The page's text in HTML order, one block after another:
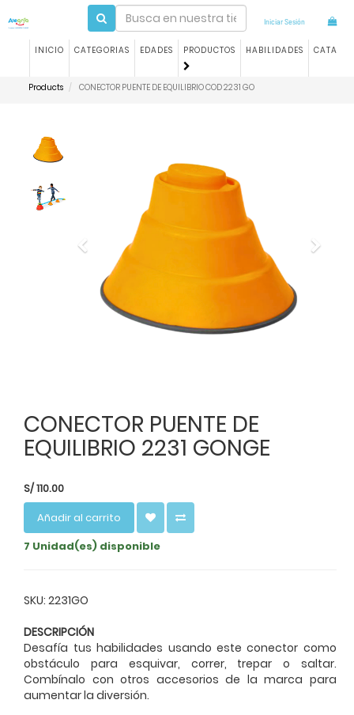
Iniciar Sesión
INICIO CATEGORIAS EDADES PRODUCTOS HABILIDADES
Products CONECTOR PUENTE DE EQUILIBRIO COD 2231 GO
Previous
CONECTOR PUENTE DE
EQUILIBRIO 2231 GONGE
S/110.00
Añadir al carrito
7 Unidad(es) disponible
SKU: 2231GO
DESCRIPCIÓN
Desafía tus habilidades usando este conector como
obstáculo para esquivar, correr, trepar o saltar.
Combínalo con otros accesorios de la marca para
aumentar la diversión.